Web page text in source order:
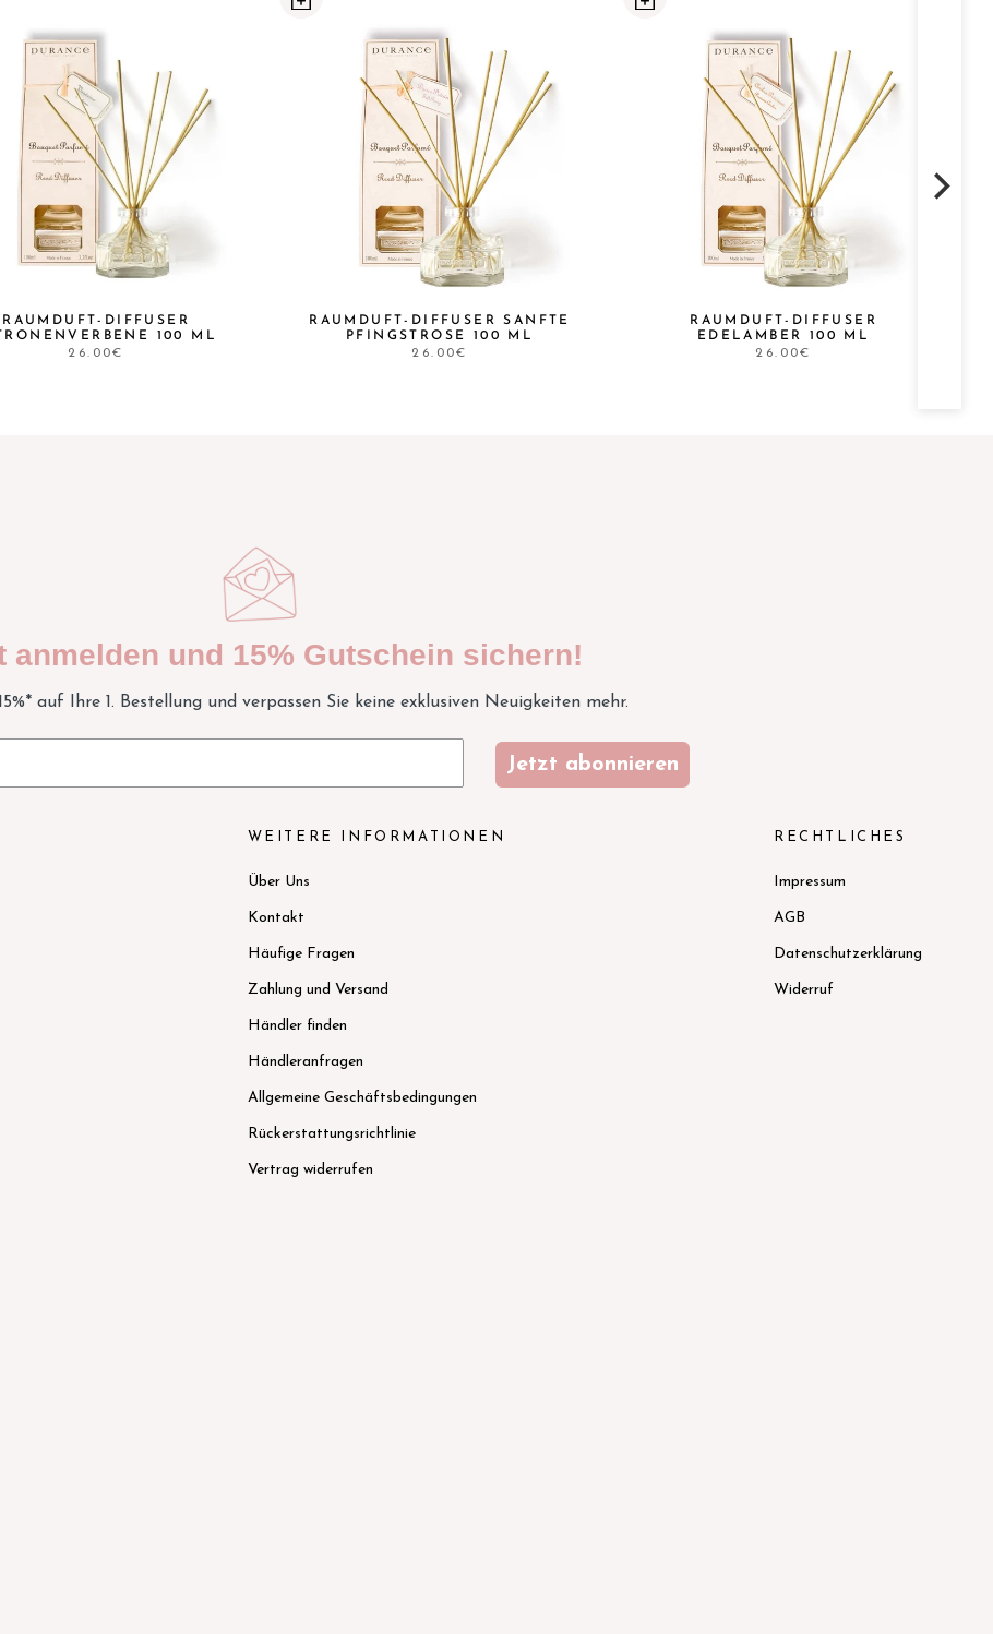
RAUMDUFT-DIFFUSER
100 ML
26.00€
RAUMDUFT-DIFFUSER SANFTE
PFINGSTROSE 100 ML
26.00€
RAUMDUFT-DIFFUSER
EDELAMBER 100 ML
26.00€
anmelden und 15% Gutschein sichern!
auf Ihre 1. Bestellung und verpassen Sie keine exklusiven Neuigkeiten mehr.
Jetzt abonnieren
WEITERE INFORMATIONEN
Über Uns
Kontakt
Häufige Fragen
Zahlung und Versand
Händler finden
Händleranfragen
Allgemeine Geschäftsbedingungen
Rückerstattungsrichtlinie
Vertrag widerrufen
RECHTLICHES
Impressum
AGB
Datenschutzerklärung
Widerruf